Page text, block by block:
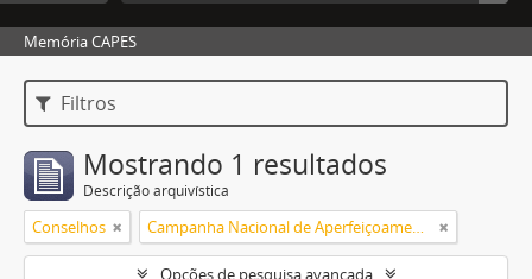
Memória CAPES
Filtros
Mostrando 1 resultados
Descrição arquivística
Conselhos Campanha Nacional de Aperfeiçoamento de Pessoal de Nível Superior (CAPES)
Opções de pesquisa avançada